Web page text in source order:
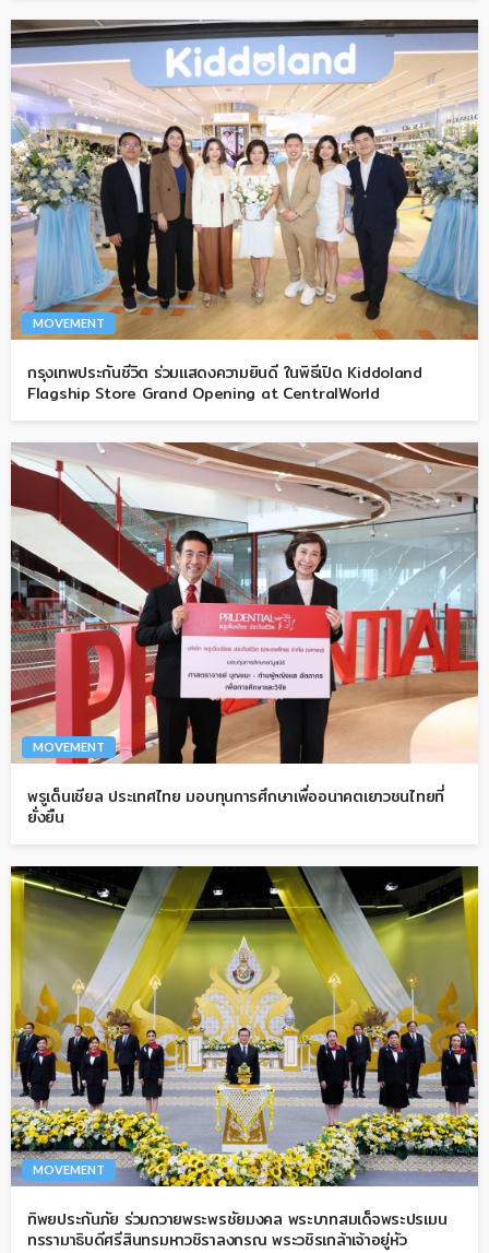
MOVEMENT
กรุงเทพประกันชีวิต ร่วมแสดงความยินดี ในพิธีเปิด Kiddoland
Flagship Store Grand Opening at CentralWorld
MOVEMENT
พรูเด็นเชียล ประเทศไทย มอบทุนการศึกษาเพื่ออนาคตเยาวชนไทยที่
ยั่งยืน
MOVEMENT
ทิพยประกันภัย ร่วมถวายพระพรชัยมงคล พระบาทสมเด็จพระปรเมน
ทรรามาธิบดีศรีสินทรมหาวชิราลงกรณ พระวชิรเกล้าเจ้าอยู่หัว